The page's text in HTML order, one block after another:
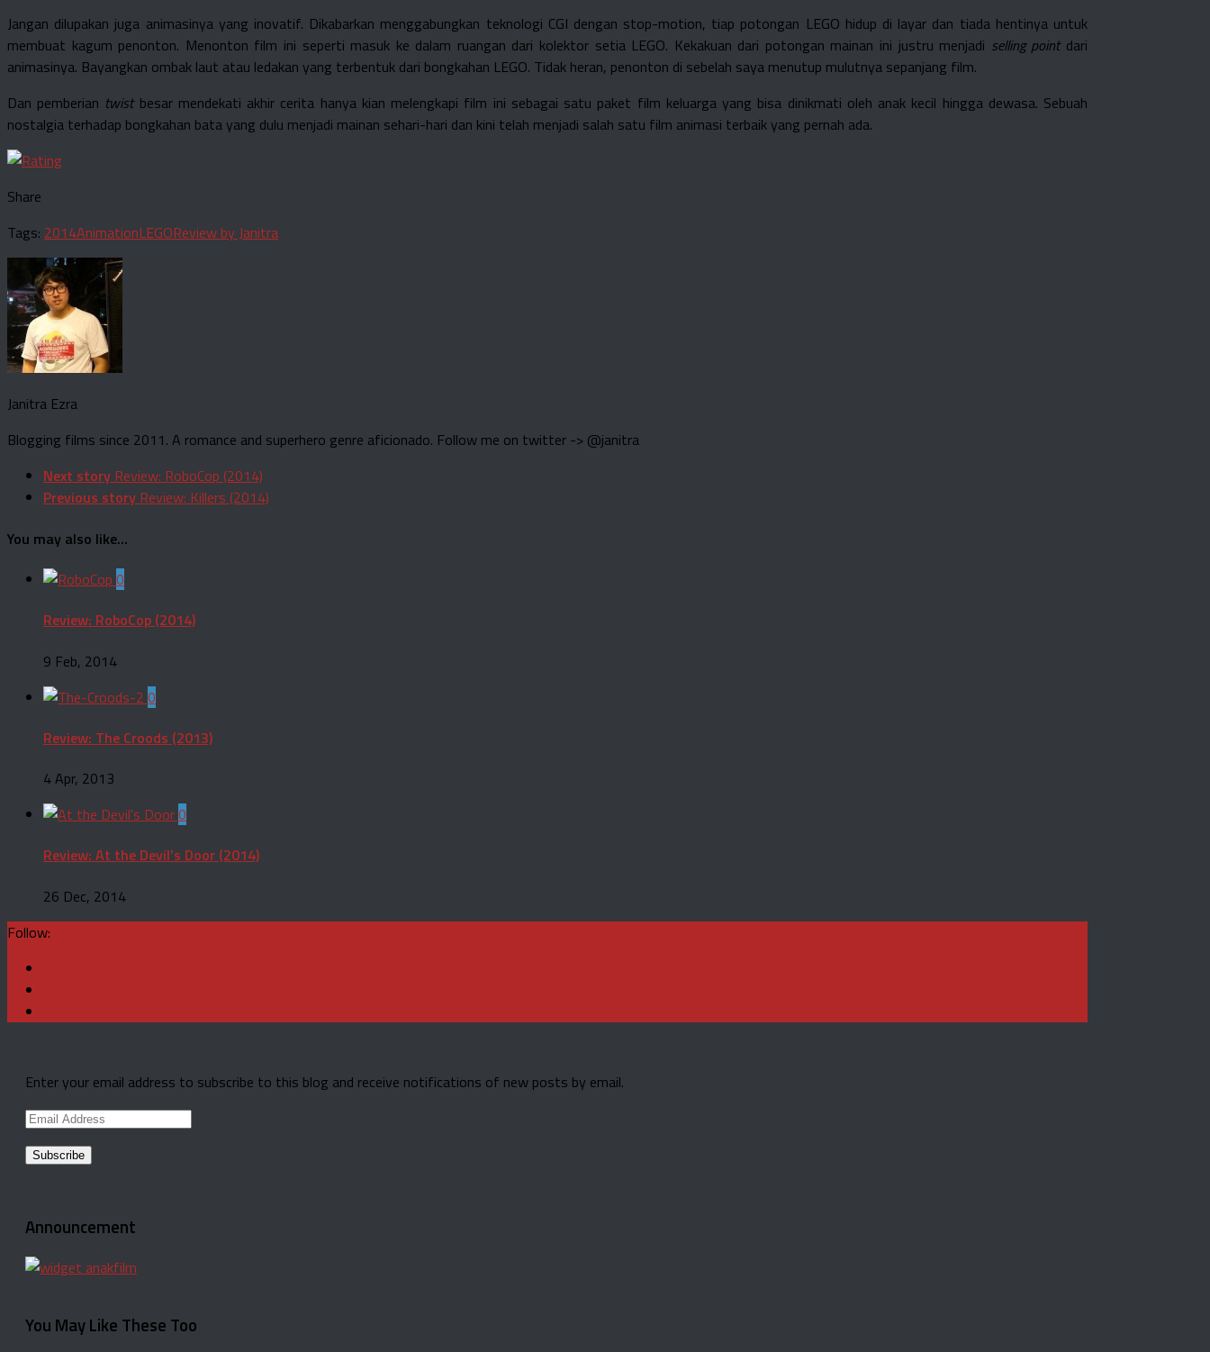
Jangan dilupakan juga animasinya yang inovatif. Dikabarkan menggabungkan teknologi CGI dengan stop-motion, tiap potongan LEGO hidup di layar dan tiada hentinya untuk
membuat kagum penonton. Menonton film ini seperti masuk ke dalam ruangan dari kolektor setia LEGO. Kekakuan dari potongan mainan ini justru menjadi selling pointdari
animasinya. Bayangkan ombak laut atau ledakan yang terbentuk dari bongkahan LEGO. Tidak heran, penonton di sebelah saya menutup mulutnya sepanjang film.
Dan pemberian twistbesar mendekati akhir cerita hanya kian melengkapi film ini sebagai satu paket film keluarga yang bisa dinikmati oleh anak kecil hingga dewasa. Sebuah
nostalgia terhadap bongkahan bata yang dulu menjadi mainan sehari-hari dan kini telah menjadi salah satu film animasi terbaik yang pernah ada.
Share
Tags: 2014AnimationLEGOReview by Janitra
Janitra Ezra
Blogging films since 2011. A romance and superhero genre aficionado. Follow me on twitter -> @janitra
Next story Review: RoboCop (2014)
Previous story Review: Killers (2014)
You may also like...
0
Review: RoboCop (2014)
9 Feb, 2014
0
Review: The Croods (2013)
4 Apr, 2013
0
Review: At the Devil’s Door (2014)
26 Dec, 2014
Follow:
Enter your email address to subscribe to this blog and receive notifications of new posts by email.
Email
Announcement
You May Like These Too